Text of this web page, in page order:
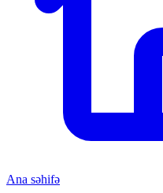
Ana səhifə